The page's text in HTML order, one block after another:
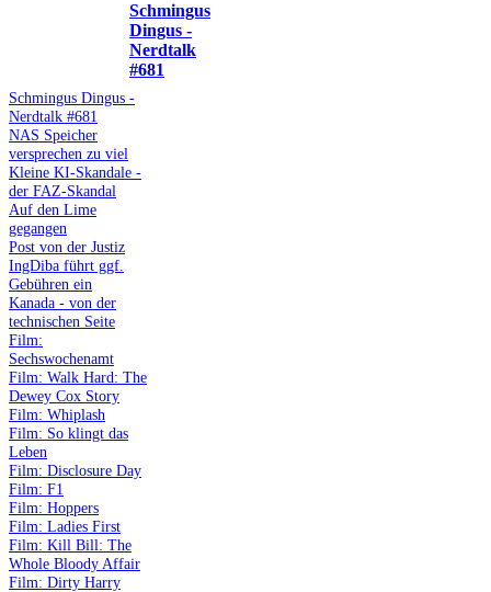
Schmingus
Dingus -
Nerdtalk
#681
Schmingus Dingus -
Nerdtalk #681
NAS Speicher
versprechen zu viel
Kleine KI-Skandale -
der FAZ-Skandal
Auf den Lime
gegangen
Post von der Justiz
IngDiba führt ggf.
Gebühren ein
Kanada - von der
technischen Seite
Film:
Sechswochenamt
Film: Walk Hard: The
Dewey Cox Story
Film: Whiplash
Film: So klingt das
Leben
Film: Disclosure Day
Film: F1
Film: Hoppers
Film: Ladies First
Film: Kill Bill: The
Whole Bloody Affair
Film: Dirty Harry